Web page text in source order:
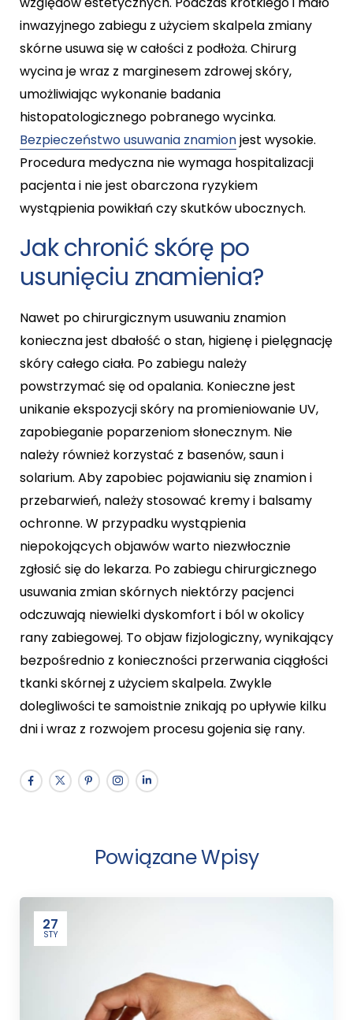
inwazyjnego zabiegu z użyciem skalpela zmiany
skórne usuwa się w całości z podłoża. Chirurg
wycina je wraz z marginesem zdrowej skóry,
umożliwiając wykonanie badania
histopatologicznego pobranego wycinka.
Bezpieczeństwo usuwania znamionjest wysokie.
Procedura medyczna nie wymaga hospitalizacji
pacjenta i nie jest obarczona ryzykiem
wystąpienia powikłań czy skutków ubocznych.
Jak chronić skórę po
usunięciu znamienia?
Nawet po chirurgicznym usuwaniu znamion
konieczna jest dbałość o stan, higienę i pielęgnację
skóry całego ciała. Po zabiegu należy
powstrzymać się od opalania. Konieczne jest
unikanie ekspozycji skóry na promieniowanie UV,
zapobieganie poparzeniom słonecznym. Nie
należy również korzystać z basenów, saun i
solarium. Aby zapobiec pojawianiu się znamion i
przebarwień, należy stosować kremy i balsamy
ochronne. W przypadku wystąpienia
niepokojących objawów warto niezwłocznie
zgłosić się do lekarza. Po zabiegu chirurgicznego
usuwania zmian skórnych niektórzy pacjenci
odczuwają niewielki dyskomfort i ból w okolicy
rany zabiegowej. To objaw fizjologiczny, wynikający
bezpośrednio z konieczności przerwania ciągłości
tkanki skórnej z użyciem skalpela. Zwykle
dolegliwości te samoistnie znikają po upływie kilku
dni i wraz z rozwojem procesu gojenia się rany.
Powiązane Wpisy
27
STY